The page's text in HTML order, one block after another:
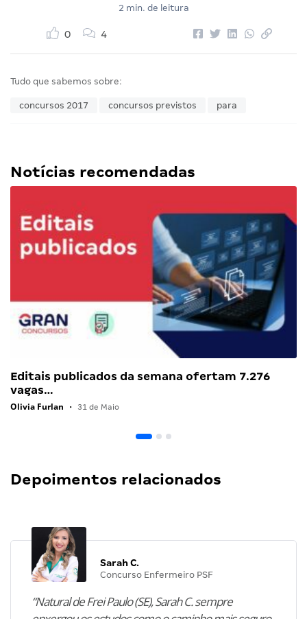
2 min. de leitura
0 4
Tudo que sabemos sobre:
concursos 2017 concursos previstos para
Notícias recomendadas
Editais publicados da semana ofertam 7.276
vagas…
Olivia Furlan • 31 de Maio
Depoimentos relacionados
Sarah C.
Concurso Enfermeiro PSF
“Natural de Frei Paulo (SE), Sarah C. sempre